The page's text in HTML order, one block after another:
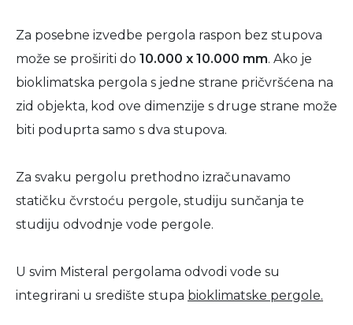
Za posebne izvedbe pergola raspon bez stupova
može se proširiti do 10.000 x 10.000 mm. Ako je
bioklimatska pergola s jedne strane pričvršćena na
zid objekta, kod ove dimenzije s druge strane može
biti poduprta samo s dva stupova.
Za svaku pergolu prethodno izračunavamo
statičku čvrstoću pergole, studiju sunčanja te
studiju odvodnje vode pergole.
U svim Misteral pergolama odvodi vode su
integrirani u središte stupa bioklimatske pergole.